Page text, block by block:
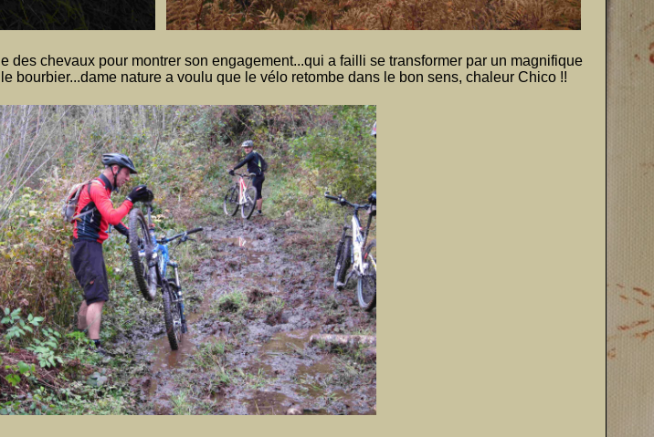
des chevaux pour montrer son engagement...qui a failli se transformer par un magnifique
bourbier...dame nature a voulu que le vélo retombe dans le bon sens, chaleur Chico !!